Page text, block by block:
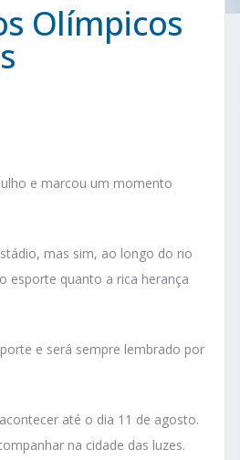
Olímpicos
e marcou um momento
mas sim, ao longo do rio
esporte quanto a rica herança
e será sempre lembrado por
até o dia 11 de agosto.
na cidade das luzes.